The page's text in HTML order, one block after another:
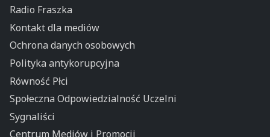
Radio Fraszka
Kontakt dla mediów
Ochrona danych osobowych
Polityka antykorupcyjna
Równość Płci
Społeczna Odpowiedzialność Uczelni
Sygnaliści
Centrum Mediów i Promocji